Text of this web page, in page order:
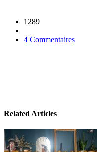
1289
4 Commentaires
Related Articles